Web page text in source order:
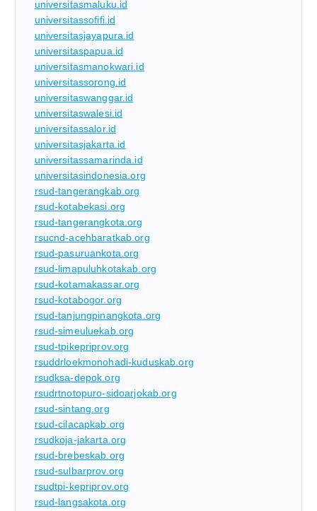
universitasmaluku.id
universitassofifi.id
universitasjayapura.id
universitaspapua.id
universitasmanokwari.id
universitassorong.id
universitaswanggar.id
universitaswalesi.id
universitassalor.id
universitasjakarta.id
universitassamarinda.id
universitasindonesia.org
rsud-tangerangkab.org
rsud-kotabekasi.org
rsud-tangerangkota.org
rsucnd-acehbaratkab.org
rsud-pasuruankota.org
rsud-limapuluhkotakab.org
rsud-kotamakassar.org
rsud-kotabogor.org
rsud-tanjungpinangkota.org
rsud-simeuluekab.org
rsud-tpikepriprov.org
rsuddrloekmonohadi-kuduskab.org
rsudksa-depok.org
rsudrtnotopuro-sidoarjokab.org
rsud-sintang.org
rsud-cilacapkab.org
rsudkoja-jakarta.org
rsud-brebeskab.org
rsud-sulbarprov.org
rsudtpi-kepriprov.org
rsud-langsakota.org